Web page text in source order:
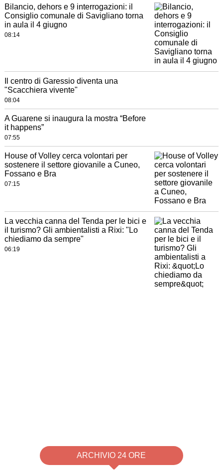
Bilancio, dehors e 9 interrogazioni: il
Consiglio comunale di Savigliano torna
in aula il 4 giugno
08:14
Il centro di Garessio diventa una
"Scacchiera vivente"
08:04
A Guarene si inaugura la mostra “Before
it happens”
07:55
House of Volley cerca volontari per
sostenere il settore giovanile a Cuneo,
Fossano e Bra
07:15
La vecchia canna del Tenda per le bici e
il turismo? Gli ambientalisti a Rixi: "Lo
chiediamo da sempre"
06:19
ARCHIVIO 24 ORE